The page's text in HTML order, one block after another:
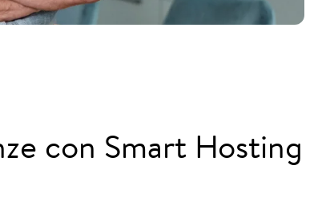
con Smart Hosting